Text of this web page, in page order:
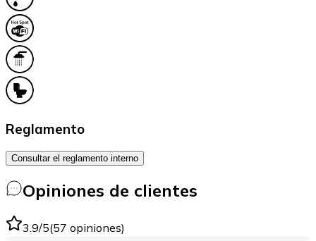
Reglamento
Consultar el reglamento interno
Opiniones de clientes
3.9/5(57 opiniones)